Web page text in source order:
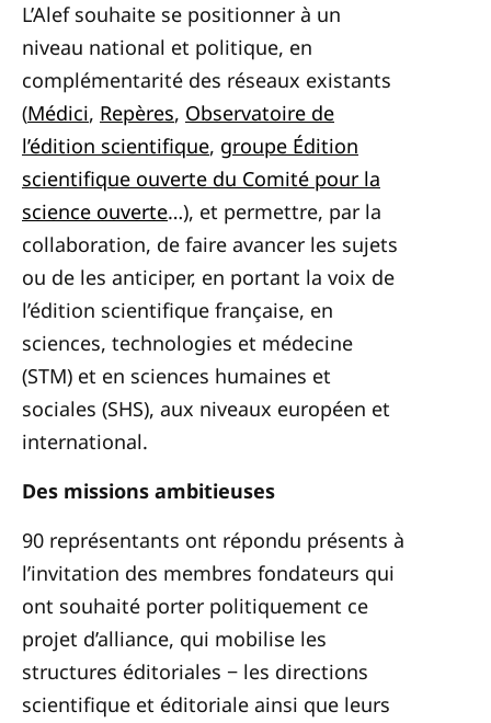
L’Alef souhaite se positionner à un
niveau national et politique, en
complémentarité des réseaux existants
(Médici, Repères, Observatoire de
l’édition scientifique, groupe Édition
scientifique ouverte du Comité pour la
science ouverte…), et permettre, par la
collaboration, de faire avancer les sujets
ou de les anticiper, en portant la voix de
l’édition scientifique française, en
sciences, technologies et médecine
(STM) et en sciences humaines et
sociales (SHS), aux niveaux européen et
international.
Des missions ambitieuses
90 représentants ont répondu présents à
l’invitation des membres fondateurs qui
ont souhaité porter politiquement ce
projet d’alliance, qui mobilise les
structures éditoriales − les directions
scientifique et éditoriale ainsi que leurs